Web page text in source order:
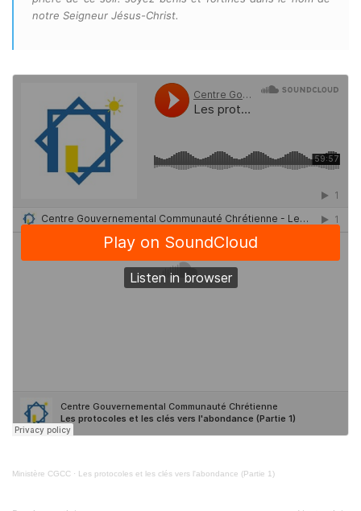
notre Seigneur Jésus-Christ.
Ministère CGCC · Les protocoles et les clés vers l'abondance (Partie 1)